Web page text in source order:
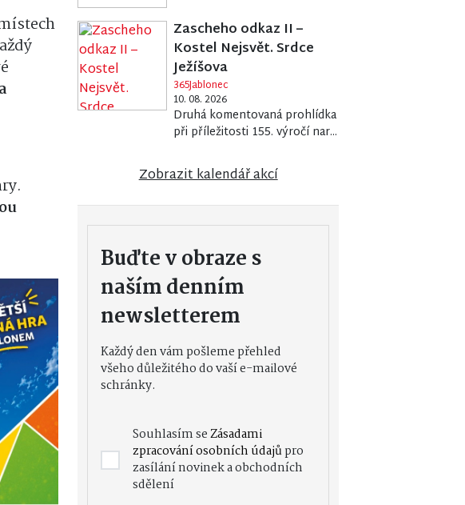
Zascheho odkaz II –
Kostel Nejsvět. Srdce
Ježíšova
365Jablonec
10. 08. 2026
Druhá komentovaná prohlídka
při příležitosti 155. výročí nar...
Zobrazit kalendář akcí
Buďte v obraze s
naším denním
newsletterem
Každý den vám pošleme přehled
všeho důležitého do vaší e-mailové
schránky.
Souhlasím seZásadami
zpracování osobních údajůpro
zasílání novinek a obchodních
sdělení